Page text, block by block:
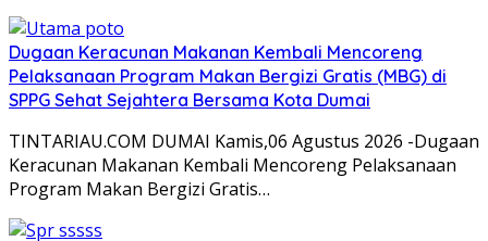
Dugaan Keracunan Makanan Kembali Mencoreng
Pelaksanaan Program Makan Bergizi Gratis (MBG) di
SPPG Sehat Sejahtera Bersama Kota Dumai
TINTARIAU.COM DUMAI Kamis,06 Agustus 2026 -Dugaan
Keracunan Makanan Kembali Mencoreng Pelaksanaan
Program Makan Bergizi Gratis…